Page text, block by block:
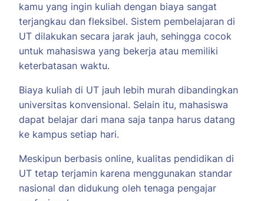
kamu yang ingin kuliah dengan biaya sangat
terjangkau dan fleksibel. Sistem pembelajaran di
UT dilakukan secara jarak jauh, sehingga cocok
untuk mahasiswa yang bekerja atau memiliki
keterbatasan waktu.
Biaya kuliah di UT jauh lebih murah dibandingkan
universitas konvensional. Selain itu, mahasiswa
dapat belajar dari mana saja tanpa harus datang
ke kampus setiap hari.
Meskipun berbasis online, kualitas pendidikan di
UT tetap terjamin karena menggunakan standar
nasional dan didukung oleh tenaga pengajar